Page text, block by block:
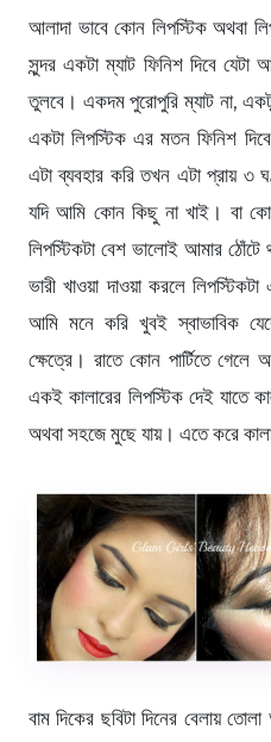
আলাদা ভাবে কোন লিপস্টিক অথবা
সুন্দর একটা ম্যাট ফিনিশ দিবে
তুলবে। একদম পুরোপুরি ম্যাট না,
একটা লিপস্টিক এর মতন ফিনিশ
এটা ব্যবহার করি তখন এটা প্রায় ৩
যদি আমি কোন কিছু না খাই। বা
লিপস্টিকটা বেশ ভালোই আমার
ভারী খাওয়া দাওয়া করলে
আমি মনে করি খুবই স্বাভাবিক
ক্ষেত্রে। রাতে কোন পার্টিতে
একই কালারের লিপস্টিক দেই যাতে
অথবা সহজে মুছে যায়। এতে করে
বাম দিকের ছবিটা দিনের বেলায়